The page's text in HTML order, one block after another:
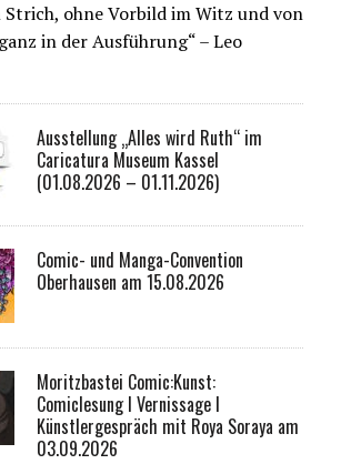
ohne Vorbild im Witz und von
in der Ausführung“ – Leo
Ausstellung „Alles wird Ruth“ im
Caricatura Museum Kassel
(01.08.2026 – 01.11.2026)
Comic- und Manga-Convention
Oberhausen am 15.08.2026
Moritzbastei Comic:Kunst:
Comiclesung I Vernissage I
Künstlergespräch mit Roya Soraya am
03.09.2026